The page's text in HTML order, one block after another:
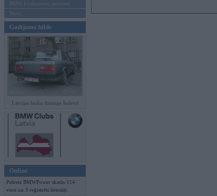
BMW konkurentu jaunumi
Moto
Gadījuma bilde
Latvijas lauku tūninga šedevri
Online
Pašreiz BMWPower skatās 114
viesi un 3 reģistrēti lietotāji.